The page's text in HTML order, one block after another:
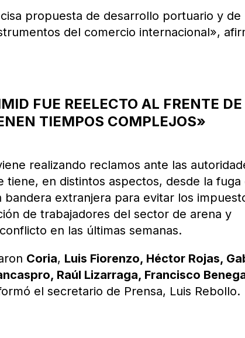
propuesta de desarrollo portuario y de
del comercio internacional»,
FUE REELECTO AL FRENTE
TIEMPOS COMPLEJOS»
realizando reclamos ante las
tiene, en distintos aspectos, desde la fuga
extranjera para evitar los
de trabajadores del sector de arena y
en las últimas semanas.
Coria, Luis Fiorenzo, Héctor Rojas,
Raúl Lizarraga, Francisco
el secretario de Prensa, Luis Rebollo.